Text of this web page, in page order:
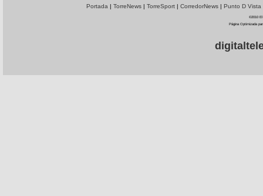
Portada | TorreNews| TorreSport| CorredorNews| Punto D Vista
©2010 El
Página Optimizada